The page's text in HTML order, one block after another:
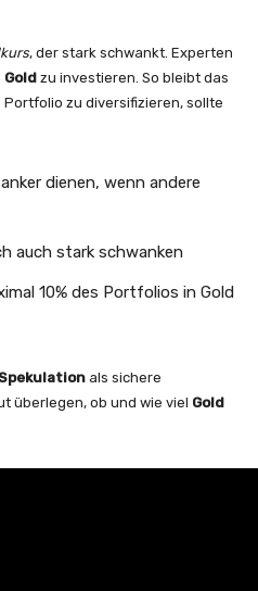
, der stark schwankt. Experten
Gold zu investieren. So bleibt das
Portfolio zu diversifizieren, sollte
dienen, wenn andere
auch stark schwanken
10% des Portfolios in Gold
als sichere
überlegen, ob und wie viel Gold